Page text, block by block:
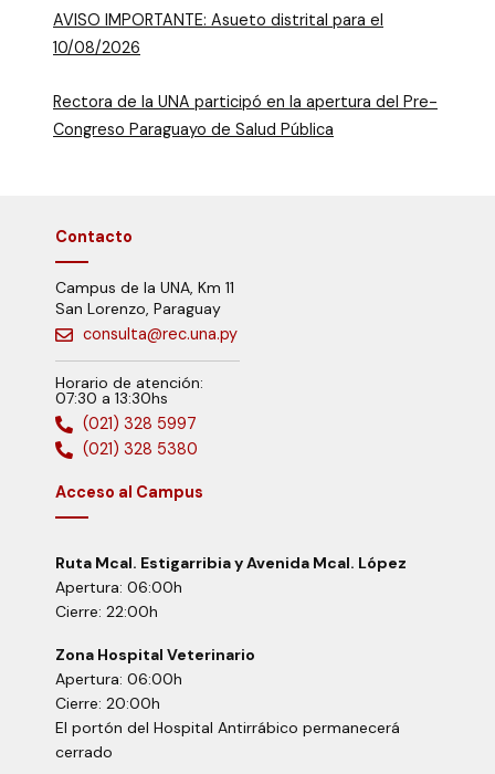
AVISO IMPORTANTE: Asueto distrital para el
10/08/2026
Rectora de la UNA participó en la apertura del Pre-
Congreso Paraguayo de Salud Pública
Contacto
Campus de la UNA, Km 11
San Lorenzo, Paraguay
consulta@rec.una.py
Horario de atención:
07:30 a 13:30hs
(021) 328 5997
(021) 328 5380
Acceso al Campus
Ruta Mcal. Estigarribia y Avenida Mcal. López
Apertura: 06:00h
Cierre: 22:00h
Zona Hospital Veterinario
Apertura: 06:00h
Cierre: 20:00h
El portón del Hospital Antirrábico permanecerá
cerrado